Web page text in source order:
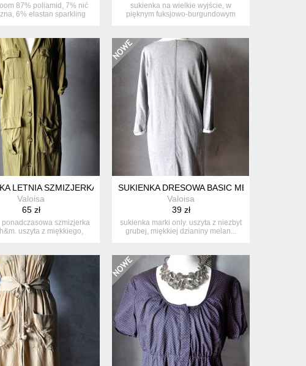
87% poliamid, 7% nić
6% elastan sparkling
sukienka na wielkie wyjście, w
pięknym fuksjowo-burgundowym
WZÓR S
LETNIA SZMIZJERKA CARGO WISKOZA XS
Valoisa
65 zł
ponadczasowa szmizjerka
uszyta z miękkiego,
SUKIENKA DRESOWA BASIC MELANŻ
Valoisa
39 zł
sukienka marki only. uszyta z niezbyt
grubej, miękkiej dzianiny melan...